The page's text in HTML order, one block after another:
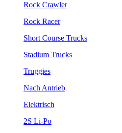
Rock Crawler
Rock Racer
Short Course Trucks
Stadium Trucks
Truggies
Nach Antrieb
Elektrisch
2S Li-Po